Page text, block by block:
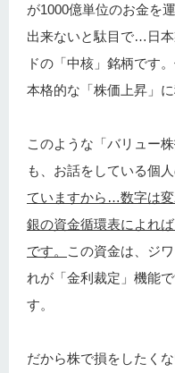
が1000億単位のお金を
出来ないと駄目で…日
ドの「中核」銘柄です
本格的な「株価上昇」に
このような「バリュー
も、お話をしている個人
ていますから…数字は
銀の資金循環表によれ
です。
この資金は、ジ
れが「金利裁定」機能
す。
だから株で損をしたく